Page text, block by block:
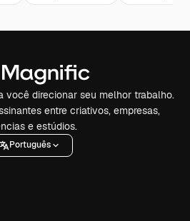
você direcionar seu melhor trabalho.
entre criativos, empresas,
e estúdios.
Português